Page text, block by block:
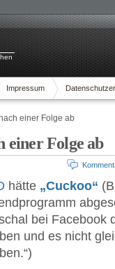
Impressum
einer Folge ab
einer Folge ab
hätte „Cuckoo“
bei Facebook
und es nicht